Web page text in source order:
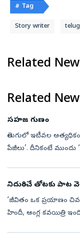
# Tag
Story writer
Related
Related
సహజ గుణం
తెలుగులో ఇటీవల
పేజీలు’. దీనికంటే
నిదురించే తోటకు పాట
‘జీవితం ఒక ప్రయాణం
హిందీ, ఆంగ్ల కవయిత్రి